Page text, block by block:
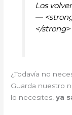
Los
—
</strong>
¿Todavía no
Guarda nuestro
lo necesites,ya